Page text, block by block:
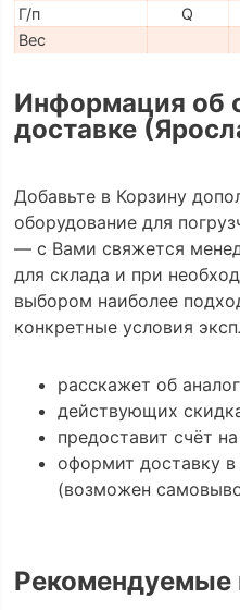
Г/п Q
Вес
Информация об
доставке
Добавьте в Корзину
оборудование для
— с Вами свяжется
для склада и при
выбором наиболее
конкретные условия
расскажет об
действующих
предоставит счёт
оформит доставку
(возможен
Рекомендуемые